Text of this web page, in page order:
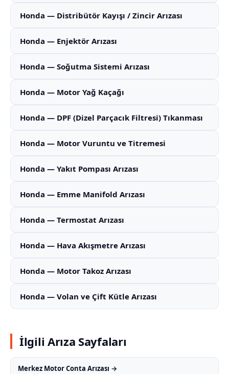
Honda — Distribütör Kayışı / Zincir Arızası
Honda — Enjektör Arızası
Honda — Soğutma Sistemi Arızası
Honda — Motor Yağ Kaçağı
Honda — DPF (Dizel Parçacık Filtresi) Tıkanması
Honda — Motor Vuruntu ve Titremesi
Honda — Yakıt Pompası Arızası
Honda — Emme Manifold Arızası
Honda — Termostat Arızası
Honda — Hava Akışmetre Arızası
Honda — Motor Takoz Arızası
Honda — Volan ve Çift Kütle Arızası
İlgili Arıza Sayfaları
Merkez Motor Conta Arızası →